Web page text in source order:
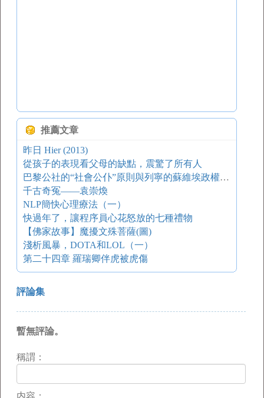
推薦文章
昨日 Hier (2013)
從孩子的表現看父母的缺點，震驚了所有人
巴黎公社的“社會公仆”原則與列寧的蘇維埃政權建設
千古奇冤――袁崇煥
NLP簡快心理療法（一）
快過年了，讓程序員心花怒放的七種禮物
【佛家故事】魔擾文殊菩薩(圖)
淺析風暴，DOTA和LOL（一）
第二十四章 羅瑞卿伴虎被虎傷
評論集
暫無評論。
稱謂：
内容：